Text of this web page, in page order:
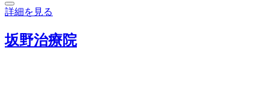
詳細を見る
坂野治療院